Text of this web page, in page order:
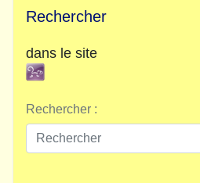
Rechercher
dans le site
Rechercher :